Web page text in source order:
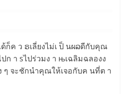
ก็ค ว ຣเลี่ยงไม่เ ป็ นผລดีกับคุณ
ก า sไปร่วมง า њเฉลิมฉลองง
ๆ จะชักนำคุณให้เจอกับค นที่ต า